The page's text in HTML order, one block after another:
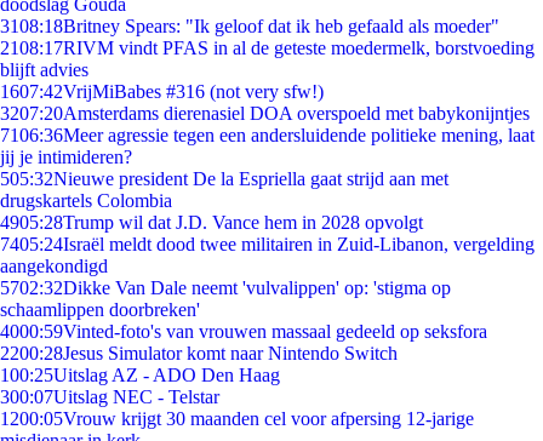
doodslag Gouda
3108:18Britney Spears: "Ik geloof dat ik heb gefaald als moeder"
2108:17RIVM vindt PFAS in al de geteste moedermelk, borstvoeding
blijft advies
1607:42VrijMiBabes #316 (not very sfw!)
3207:20Amsterdams dierenasiel DOA overspoeld met babykonijntjes
7106:36Meer agressie tegen een andersluidende politieke mening, laat
jij je intimideren?
505:32Nieuwe president De la Espriella gaat strijd aan met
drugskartels Colombia
4905:28Trump wil dat J.D. Vance hem in 2028 opvolgt
7405:24Israël meldt dood twee militairen in Zuid-Libanon, vergelding
aangekondigd
5702:32Dikke Van Dale neemt 'vulvalippen' op: 'stigma op
schaamlippen doorbreken'
4000:59Vinted-foto's van vrouwen massaal gedeeld op seksfora
2200:28Jesus Simulator komt naar Nintendo Switch
100:25Uitslag AZ - ADO Den Haag
300:07Uitslag NEC - Telstar
1200:05Vrouw krijgt 30 maanden cel voor afpersing 12-jarige